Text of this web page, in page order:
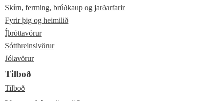
Skírn, ferming, brúðkaup og jarðarfarir
Fyrir þig og heimilið
Íþróttavörur
Sótthreinsivörur
Jólavörur
Tilboð
Tilboð